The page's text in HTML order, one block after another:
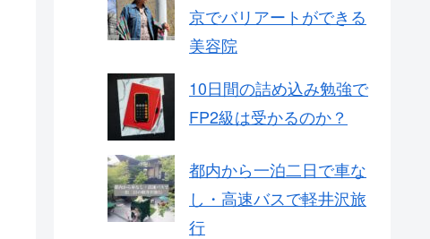
京でバリアートができる
美容院
10日間の詰め込み勉強で
FP2級は受かるのか？
都内から一泊二日で車な
し・高速バスで軽井沢旅
行